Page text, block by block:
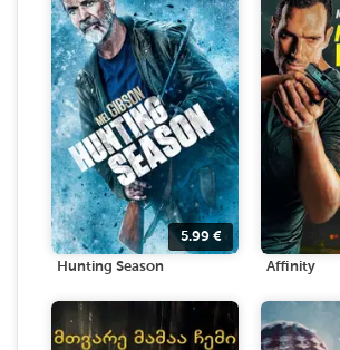
5.99 €
Hunting Season Affinity